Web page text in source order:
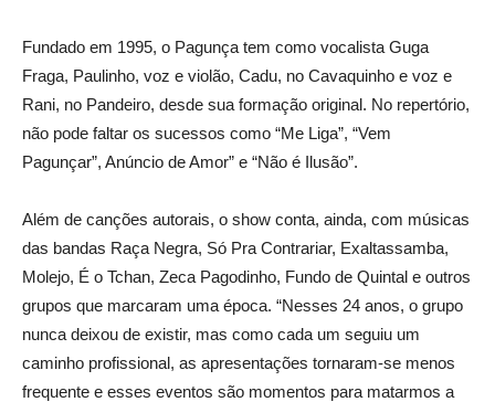
Fundado em 1995, o Pagunça tem como vocalista Guga
Fraga, Paulinho, voz e violão, Cadu, no Cavaquinho e voz e
Rani, no Pandeiro, desde sua formação original. No repertório,
não pode faltar os sucessos como “Me Liga”, “Vem
Pagunçar”, Anúncio de Amor” e “Não é Ilusão”.
Além de canções autorais, o show conta, ainda, com músicas
das bandas Raça Negra, Só Pra Contrariar, Exaltassamba,
Molejo, É o Tchan, Zeca Pagodinho, Fundo de Quintal e outros
grupos que marcaram uma época. “Nesses 24 anos, o grupo
nunca deixou de existir, mas como cada um seguiu um
caminho profissional, as apresentações tornaram-se menos
frequente e esses eventos são momentos para matarmos a